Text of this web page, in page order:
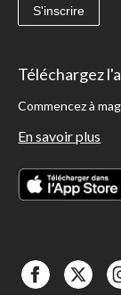
S'inscrire
Téléchargez
Commencez à
En savoir plus